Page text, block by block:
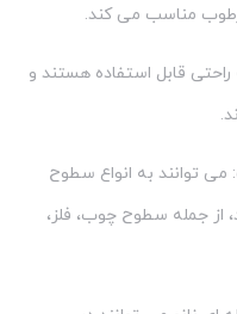
مناسب می کند.
قابل استفاده هستند و
توانند به انواع سطوح
جمله سطوح چوب، فلز،